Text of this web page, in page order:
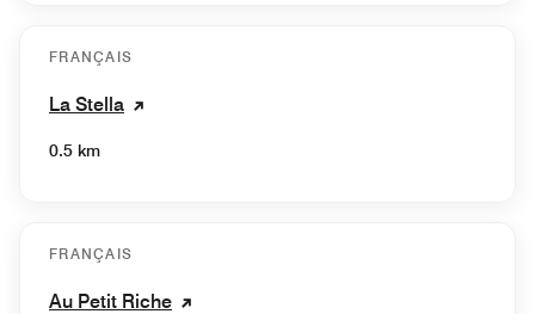
FRANÇAIS
La Stella
0.5 km
FRANÇAIS
Au Petit Riche